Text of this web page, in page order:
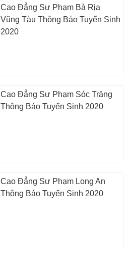
Cao Đẳng Sư Phạm Bà Rịa
Vũng Tàu Thông Báo Tuyển Sinh
2020
Cao Đẳng Sư Phạm Sóc Trăng
Thông Báo Tuyển Sinh 2020
Cao Đẳng Sư Phạm Long An
Thông Báo Tuyển Sinh 2020